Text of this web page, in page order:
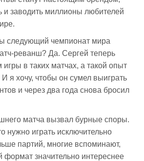
и заводить миллионы любителей
следующий чемпионат мира
реванш? Да. Сергей теперь
в таких матчах, а такой опыт
я хочу, чтобы он сумел выиграть
и через два года снова бросил
матча вызвал бурные споры.
нужно играть исключительно
партий, многие вспоминают,
формат значительно интереснее